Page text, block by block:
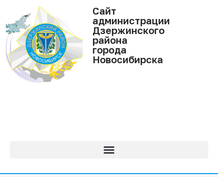
Cайт
администрации
Дзержинского
района
города
Новосибирска